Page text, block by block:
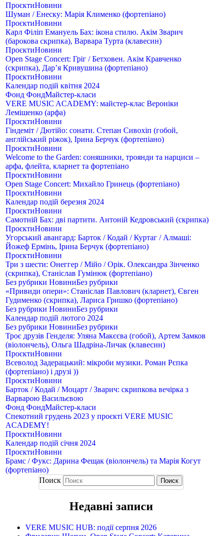
ПроєктиНовини
Шуман / Енеску: Марія Клименко (фортепіано)
ПроєктиНовини
Карл Філіп Емануель Бах: ікона стилю. Акім Зварич
(барокова скрипка), Варвара Турта (клавесин)
ПроєктиНовини
Open Stage Concert: Гріг / Бетховен. Акім Кравченко
(скрипка), Дар’я Кривушина (фортепіано)
ПроєктиНовини
Календар подій квітня 2024
Фонд ФондМайстер-класи
VERE MUSIC ACADEMY: майстер-клас Вероніки
Лемішенко (арфа)
ПроєктиНовини
Гіндеміт / Дютійо: сонати. Степан Сивохіп (гобой,
англійський ріжок), Ірина Берчук (фортепіано)
ПроєктиНовини
Welcome to the Garden: соняшники, троянди та нарциси –
арфа, флейта, кларнет та фортепіано
ПроєктиНовини
Open Stage Сoncert: Михайло Гринець (фортепіано)
ПроєктиНовини
Календар подій березня 2024
ПроєктиНовини
Самотній Бах: дві партити. Антоній Кедровський (скрипка)
ПроєктиНовини
Угорський авангард: Барток / Кодай / Куртаг / Алмаші:
Йожеф Ермінь, Ірина Берчук (фортепіано)
ПроєктиНовини
Три з шести: Онеггер / Мійо / Орік. Олександра Зінченко
(скрипка), Станіслав Гумінюк (фортепіано)
Без рубрики НовиниБез рубрики
«Привиди опери»: Станіслав Павлович (кларнет), Євген
Гудименко (скрипка), Лариса Гришко (фортепіано)
Без рубрики НовиниБез рубрики
Календар подій лютого 2024
Без рубрики НовиниБез рубрики
Троє друзів Генделя: Уляна Макєєва (гобой), Артем Замков
(віолончель), Ольга Шадріна-Личак (клавесин)
ПроєктиНовини
Всеволод Задерацький: мікроби музики. Роман Рєпка
(фортепіано) і друзі ))
ПроєктиНовини
Барток / Кодай / Моцарт / Зварич: скрипкова вечірка з
Варварою Васильєвою
Фонд ФондМайстер-класи
Спекотний грудень 2023 у проєкті VERE MUSIC
ACADEMY!
ПроєктиНовини
Календар подій січня 2024
ПроєктиНовини
Брамс / Фукс: Дарина Фещак (віолончель) та Марія Когут
(фортепіано)
Поиск
Недавні записи
VERE MUSIC HUB: події серпня 2026